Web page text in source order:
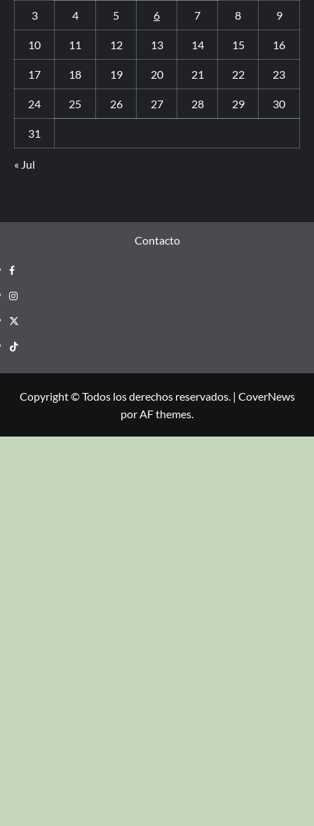
3 4 5 6 7 8 9
10 11 12 13 14 15 16
17 18 19 20 21 22 23
24 25 26 27 28 29 30
31
« Jul
Contacto
Copyright © Todos los derechos reservados. | CoverNews
por AF themes.